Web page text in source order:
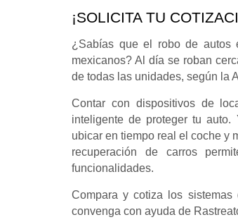
¡SOLICITA TU
¿Sabías que el robo de autos
mexicanos? Al día se roban
de todas las unidades, según la
Contar con dispositivos de
inteligente de proteger tu
ubicar en tiempo real el coche y
recuperación de carros
funcionalidades.
Compara y cotiza los
convenga con ayuda de